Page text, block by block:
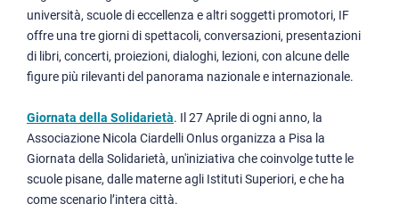
università, scuole di eccellenza e altri soggetti promotori, IF
offre una tre giorni di spettacoli, conversazioni, presentazioni
di libri, concerti, proiezioni, dialoghi, lezioni, con alcune delle
figure più rilevanti del panorama nazionale e internazionale.
Giornata della Solidarietà. Il 27 Aprile di ogni anno, la
Associazione Nicola Ciardelli Onlus organizza a Pisa la
Giornata della Solidarietà, un'iniziativa che coinvolge tutte le
scuole pisane, dalle materne agli Istituti Superiori, e che ha
come scenario l’intera città.